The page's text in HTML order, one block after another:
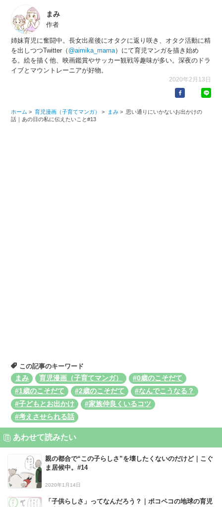
まみ
作者
姉妹育児に奮闘中。長女出産後にオタクに返り咲き、オタク活動に精
を出しつつTwitter（ @aimika_mama）にて育児マンガを描き始め
る。絵を描く他、映画鑑賞やサッカー観戦等趣味が多い。深夜のドラ
イブとマウントレーニアが好物。
2020年2月13日
ホーム > 育児漫画（子育てマンガ） > まみ > 思い通りにいかないお出かけの
話｜あの日の私に伝えたいこと#13
この記事のキーワード
まみ
育児漫画（子育てマンガ）
#0歳のこそだて
#1歳のこそだて
#2歳のこそだて
#なんでこうなる？
#子どもとお出かけ
#家族仲良くいるコツ
#考えさせられる話
あわせて読みたい
親の都合で“この子らしさ”を壊したくないのだけど｜こぐ
ま居候中。#14
2020年1月14日
「子供らしさ」ってなんだろう？｜ポコペコの地球の育児